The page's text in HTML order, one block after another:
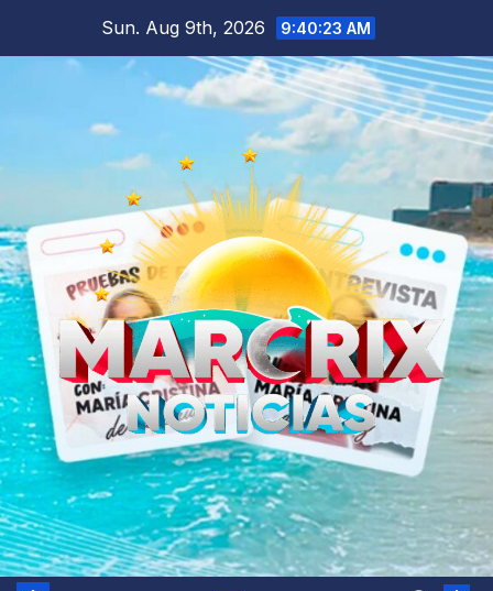
Sun. Aug 9th, 2026 9:40:25 AM